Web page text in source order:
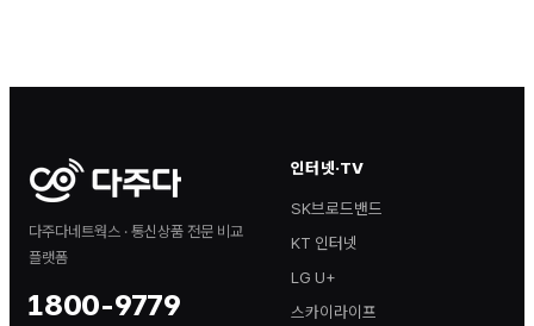
다주다네트웍스 · 통신상품 전문 비교
플랫폼
1800-9779
인터넷·TV
SK브로드밴드
KT 인터넷
LG U+
스카이라이프